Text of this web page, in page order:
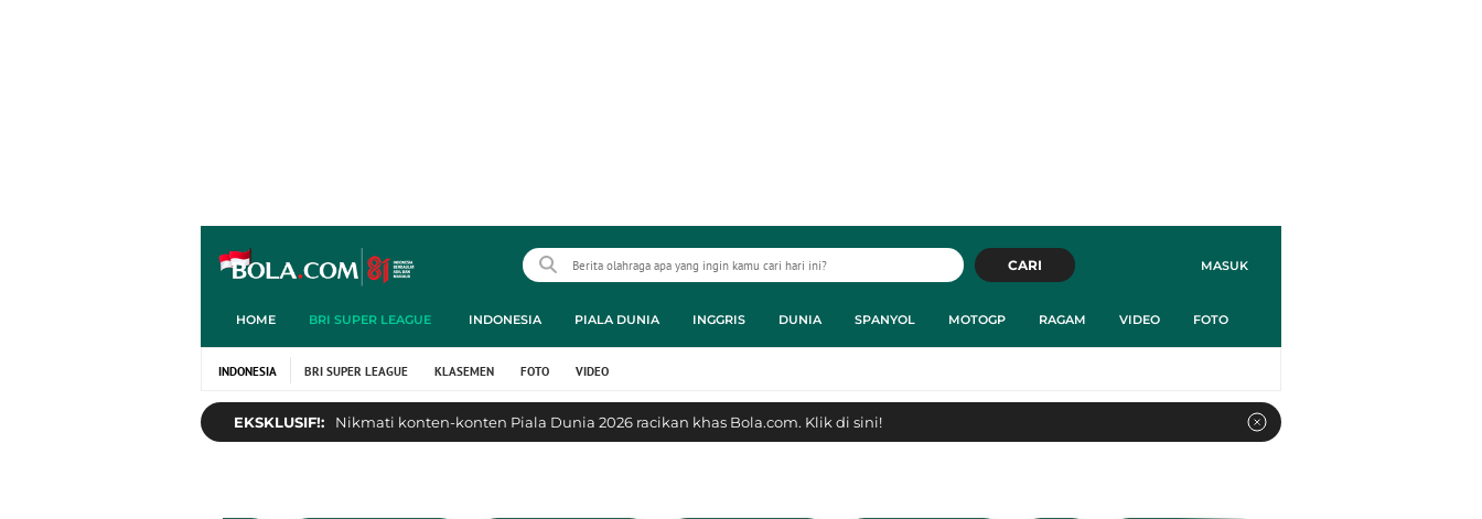
MASUK
CARI
HOME BRI SUPER LEAGUE INDONESIA PIALA DUNIA INGGRIS DUNIA SPANYOL MOTOGP RAGAM VIDEO FOTO
INDONESIA BRI SUPER LEAGUE KLASEMEN FOTO VIDEO
EKSKLUSIF!: Nikmati konten-konten Piala Dunia 2026 racikan khas Bola.com. Klik di sini!